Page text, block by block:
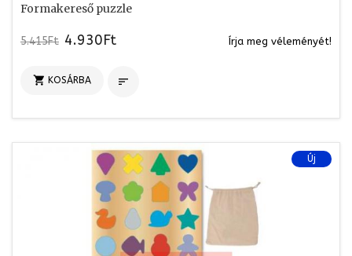
Formakereső puzzle
5.415Ft 4.930Ft Írja meg véleményét!
 KOSÁRBA 
Új